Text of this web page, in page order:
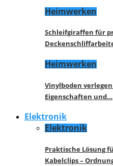
Heimwerken
Schleifgiraffen für
Heimwerken
Vinylboden
Eigenschaften und…
Elektronik
Elektronik
Praktische Lösung
Kabelclips –